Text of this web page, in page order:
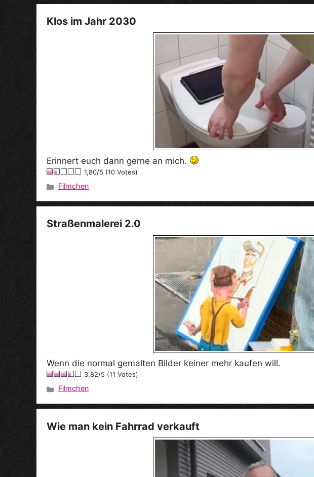
Klos im Jahr 2030
Erinnert euch dann gerne an mich.
1,80/5 (10 Votes)
Kategorien
Filmchen
Straßenmalerei 2.0
Wenn die normal gemalten Bilder keiner mehr kaufen will.
3,82/5 (11 Votes)
Kategorien
Filmchen
Wie man kein Fahrrad verkauft